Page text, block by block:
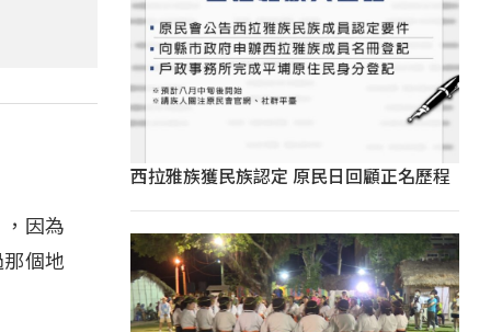
因為
個地
西拉雅族獲民族認定 原民日回顧正名歷程